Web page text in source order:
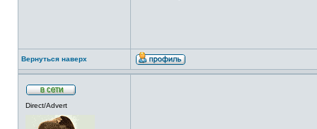
Вернуться наверх
Direct/Advert